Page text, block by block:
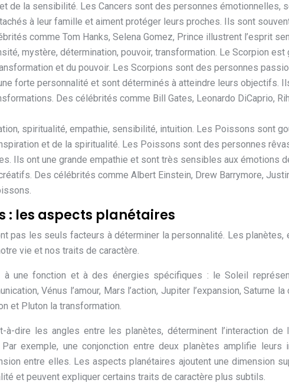
de la sensibilité. Les Cancers sont des personnes émotionnelles,
à leur famille et aiment protéger leurs proches. Ils sont
comme Tom Hanks, Selena Gomez, Prince illustrent l’esprit
mystère, détermination, pouvoir, transformation. Le Scorpion est
et du pouvoir. Les Scorpions sont des personnes
forte personnalité et sont déterminés à atteindre leurs objectifs.
Des célébrités comme Bill Gates, Leonardo DiCaprio,
spiritualité, empathie, sensibilité, intuition. Les Poissons sont
et de la spiritualité. Les Poissons sont des personnes
Ils ont une grande empathie et sont très sensibles aux émotions
Des célébrités comme Albert Einstein, Drew Barrymore,
: les aspects planétaires
pas les seuls facteurs à déterminer la personnalité. Les planètes,
vie et nos traits de caractère.
à une fonction et à des énergies spécifiques : le Soleil
Vénus l’amour, Mars l’action, Jupiter l’expansion, Saturne
et Pluton la transformation.
à-dire les angles entre les planètes, déterminent l’interaction
exemple, une conjonction entre deux planètes amplifie leurs
entre elles. Les aspects planétaires ajoutent une dimension
et peuvent expliquer certains traits de caractère plus subtils.